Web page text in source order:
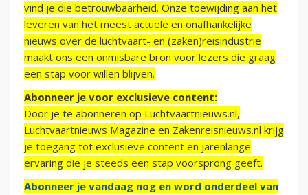
vind je die betrouwbaarheid. Onze toewijding aan het
leveren van het meest actuele en onafhankelijke
nieuws over de luchtvaart- en (zaken)reisindustrie
maakt ons een onmisbare bron voor lezers die graag
een stap voor willen blijven.
Abonneer je voor exclusieve content:
Door je te abonneren op Luchtvaartnieuws.nl,
Luchtvaartnieuws Magazine en Zakenreisnieuws.nl krijg
je toegang tot exclusieve content en jarenlange
ervaring die je steeds een stap voorsprong geeft.
Abonneer je vandaag nog en word onderdeel van